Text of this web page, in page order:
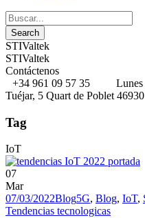
STIValtek
STIValtek
Contáctenos
+34 961 09 57 35
Tuéjar, 5 Quart de Poblet 46930
Tag
IoT
07
Mar
07/03/2022Blog5G, Blog, IoT,
Tendencias tecnologicas